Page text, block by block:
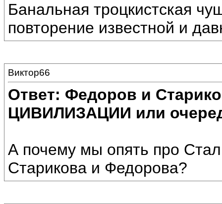
Банальная троцкистская
повторение известной и
Виктор66
Ответ: Федоров и
ЦИВИЛИЗАЦИИ или
А почему мы опять про
Старикова и Федорова?